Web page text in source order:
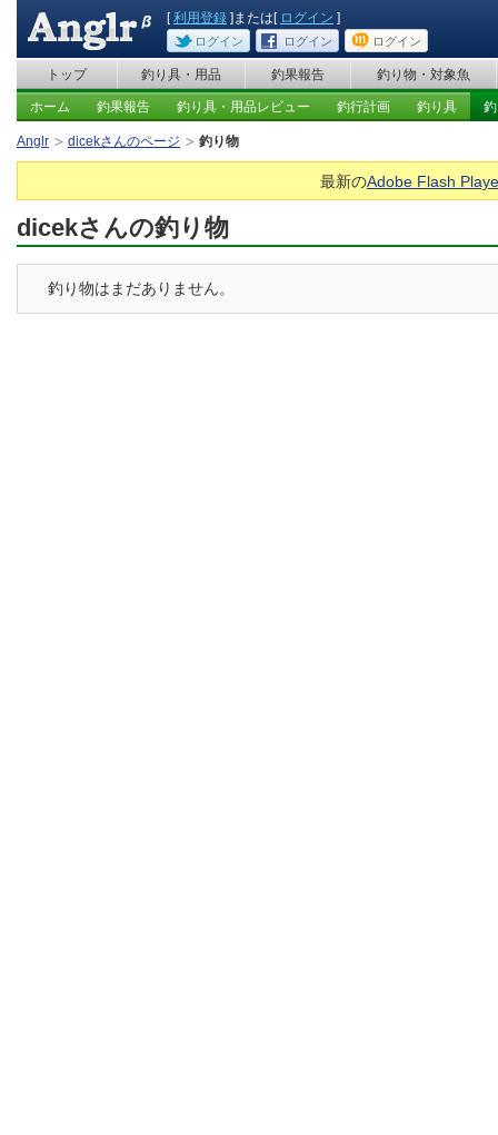
[利用登録 ]または[ ログイン ]
ログイン ログイン ログイン
トップ 釣り具・用品 釣果報告 釣り物・対象魚
ホーム 釣果報告 釣り具・用品レビュー 釣行計画 釣り具
Anglr dicekさんのページ 釣り物
最新のAdobe Flash
dicekさんの釣り物
釣り物はまだありません。